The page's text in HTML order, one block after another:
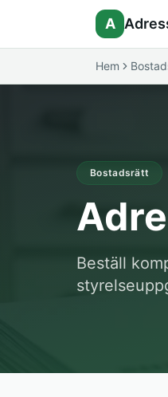
A
Hem
Bostadsrätt
Beställ